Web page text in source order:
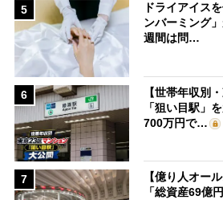
5
ドライアイス
ンバーミング
週間は問…
6
【世帯年収別
「狙い目駅」
700万円で…
7
【億り人オー
「総資産69億